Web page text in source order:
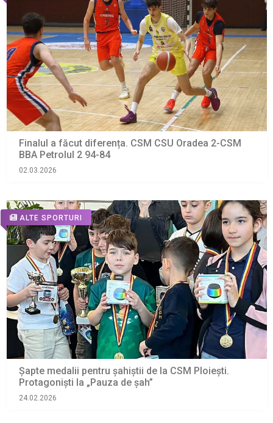
Finalul a făcut diferența. CSM CSU Oradea 2-CSM
BBA Petrolul 2 94-84
02.03.2026
ALTE SPORTURI
Șapte medalii pentru șahiștii de la CSM Ploiești.
Protagoniști la „Pauza de şah”
24.02.2026